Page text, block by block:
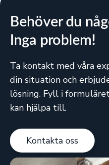
Behöver du
Inga problem!
Ta kontakt med våra
din situation och
lösning. Fyll i
kan hjälpa till.
Kontakta oss